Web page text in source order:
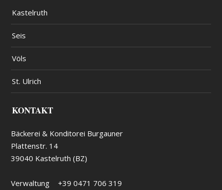
Kastelruth
Seis
Völs
St. Ulrich
KONTAKT
Bäckerei & Konditorei Burgauner
Plattenstr. 14
39040 Kastelruth (BZ)
Verwaltung
+39 0471 706 319